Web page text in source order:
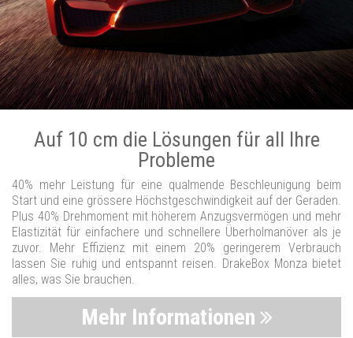
Auf 10 cm die Lösungen für all Ihre
Probleme
40% mehr Leistung für eine qualmende Beschleunigung beim
Start und eine grössere Höchstgeschwindigkeit auf der Geraden.
Plus 40% Drehmoment mit höherem Anzugsvermögen und mehr
Elastizität für einfachere und schnellere Überholmanöver als je
zuvor. Mehr Effizienz mit einem 20% geringerem Verbrauch
lassen Sie ruhig und entspannt reisen. DrakeBox Monza bietet
alles, was Sie brauchen.
Mehr Informationen